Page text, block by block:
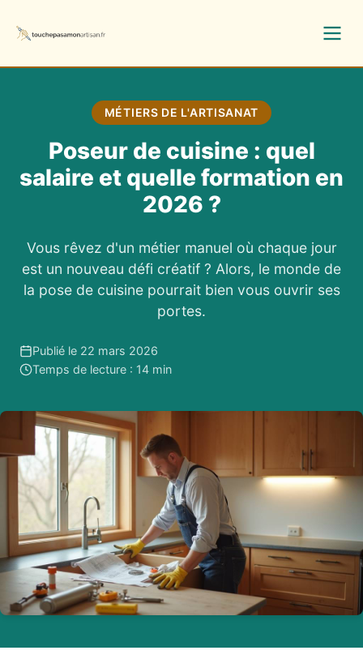
MÉTIERS DE L'ARTISANAT
Poseur de cuisine : quel
salaire et quelle formation en
2026 ?
Vous rêvez d'un métier manuel où chaque jour
est un nouveau défi créatif ? Alors, le monde de
la pose de cuisine pourrait bien vous ouvrir ses
portes.
Publié le 22 mars 2026
Temps de lecture : 14 min